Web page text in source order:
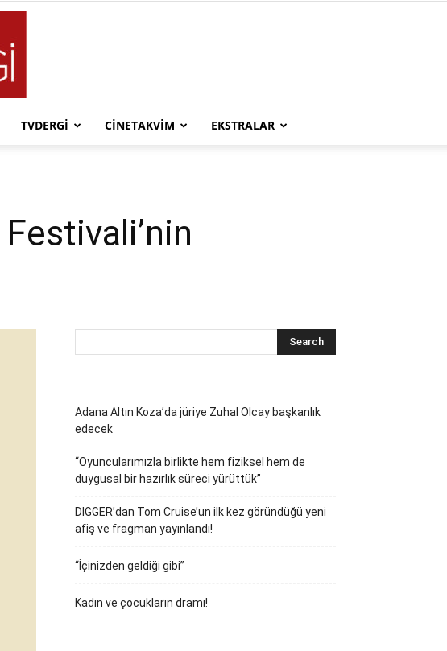
TVDERGI CINETAKVIM EKSTRALAR
Adana Altın Koza’da jüriye Zuhal Olcay başkanlık
edecek
“Oyuncularımızla birlikte hem fiziksel hem de
duygusal bir hazırlık süreci yürüttük”
DIGGER’dan Tom Cruise’un ilk kez göründüğü yeni
afiş ve fragman yayınlandı!
“İçinizden geldiği gibi”
Kadın ve çocukların dramı!